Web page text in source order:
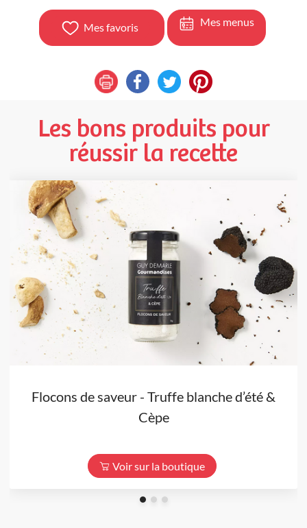
Mes favoris Mes menus
Les bons produits pour
réussir la recette
Flocons de saveur - Truffe blanche d’été &
Cèpe
Voir sur la boutique